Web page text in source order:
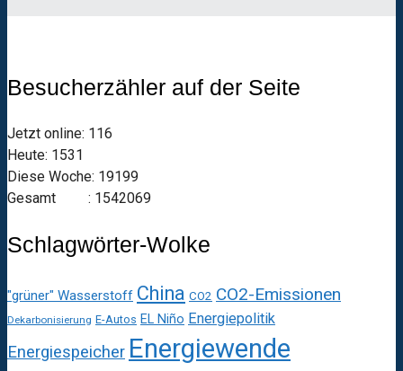
Besucherzähler auf der Seite
Jetzt online: 116
Heute: 1531
Diese Woche: 19199
Gesamt : 1542069
Schlagwörter-Wolke
"grüner" Wasserstoff China CO2 CO2-Emissionen
Dekarbonisierung E-Autos EL Niño Energiepolitik
Energiespeicher Energiewende